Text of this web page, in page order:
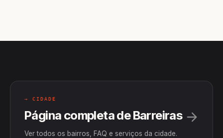
→ CIDADE
Página completa de Barreiras
Ver todos os bairros, FAQ e serviços da cidade.